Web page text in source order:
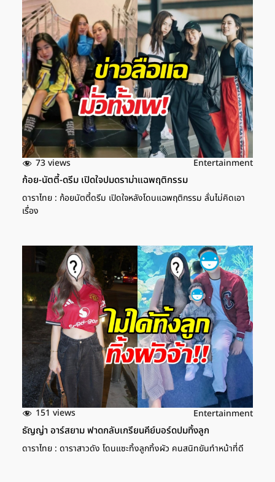
73 views Entertainment
ก้อย-นัตตี้-ดรีม เปิดใจปมดราม่าแฉพฤติกรรม
ดาราไทย : ก้อยนัตตี้ดรีม เปิดใจหลังโดนแฉพฤติกรรม ลั่นไม่คิดเอา
เรื่อง
151 views Entertainment
ธัญญ่า อาร์สยาม ฟาดกลับเกรียนคีย์บอร์ดปมทิ้งลูก
ดาราไทย : ดาราสาวดัง โดนแซะทิ้งลูกทิ้งผัว คนสนิทยันทำหน้าที่ดี